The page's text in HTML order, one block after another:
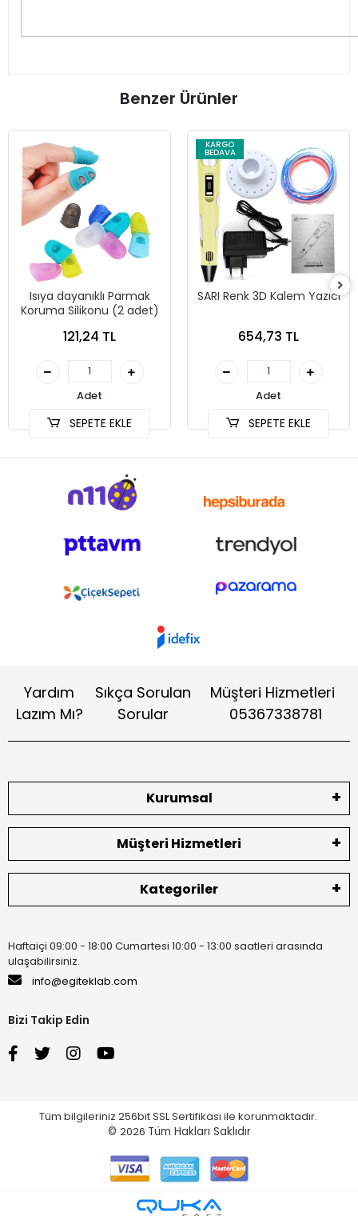
Benzer Ürünler
Isıya dayanıklı Parmak
Koruma Silikonu (2 adet)
121,24 TL
Adet
SEPETE EKLE
KARGO
BEDAVA
SARI Renk 3D Kalem Yazıcı
654,73 TL
Adet
SEPETE EKLE
Yardım
Lazım Mı?
Sıkça Sorulan
Sorular
Müşteri Hizmetleri
05367338781
Kurumsal
Müşteri Hizmetleri
Kategoriler
Haftaiçi 09:00 - 18:00 Cumartesi 10:00 - 13:00 saatleri arasında
ulaşabilirsiniz.
info@egiteklab.com
Bizi Takip Edin
Tüm bilgileriniz 256bit SSL Sertifikası ile korunmaktadır.
© 2026 Tüm Hakları Saklıdır